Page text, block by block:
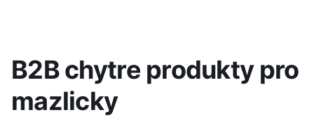
B2B chytre produkty pro
mazlicky